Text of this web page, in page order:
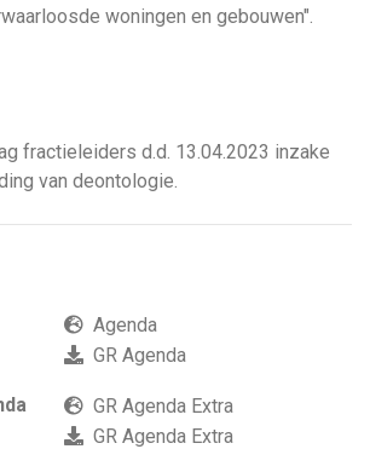
woningen en gebouwen".
fractieleiders d.d. 13.04.2023 inzake
van deontologie.
Agenda
GR Agenda
GR Agenda Extra
GR Agenda Extra